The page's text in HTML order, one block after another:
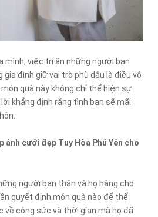
mình, việc tri ân những người bạn
đình giữ vai trò phù dâu là điều vô
quà này không chỉ thể hiện sự
khẳng định rằng tình bạn sẽ mãi
ảnh cưới đẹp Tuy Hòa Phú Yên cho
người bạn thân và họ hàng cho
quyết định món quà nào để thể
về công sức và thời gian mà họ đã